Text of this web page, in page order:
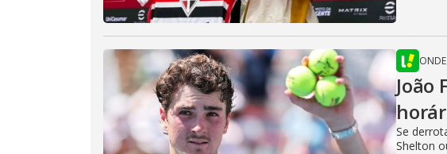
ONDE
João
Se
Shelton